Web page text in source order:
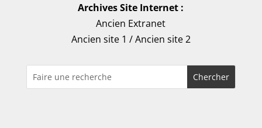
Archives Site Internet :
Ancien Extranet
Ancien site 1 /Ancien site 2